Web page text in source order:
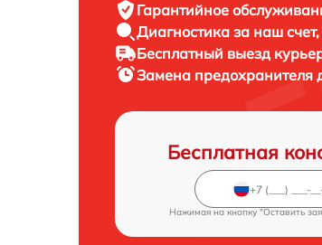
Гарантийное
Диагностика за наш счет,
Бесплатный выезд
Замена предохранителя
Бесплатная
Нажимая на кнопку "Оставить